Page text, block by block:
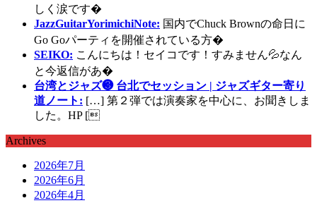
しく涙です�
JazzGuitarYorimichiNote: 国内でChuck Brownの命日に
Go Goパーティを開催されている方�
SEIKO: こんにちは！セイコです！すみません💦なん
と今返信があ�
台湾とジャズ❸ 台北でセッション | ジャズギター寄り
道ノート: […] 第２弾では演奏家を中心に、お聞きしま
した。HP [
Archives
2026年7月
2026年6月
2026年4月